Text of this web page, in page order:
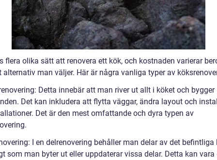
flera olika sätt att renovera ett kök, och kostnaden varierar
alternativ man väljer. Här är några vanliga typer av
Detta innebär att man river ut allt i köket och bygger
Det kan inkludera att flytta väggar, ändra layout och
Det är den mest omfattande och dyra typen av
I en delrenovering behåller man delar av det befintliga
som man byter ut eller uppdaterar vissa delar. Detta kan vara